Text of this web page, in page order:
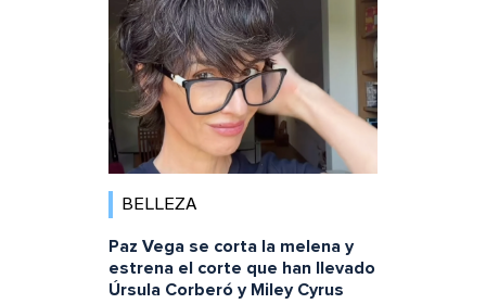
BELLEZA
Paz Vega se corta la melena y
estrena el corte que han llevado
Úrsula Corberó y Miley Cyrus